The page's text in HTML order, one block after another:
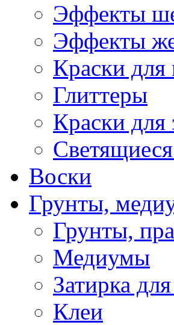
Эффекты
Эффекты
Краски
Глиттеры
Краски для
Воски
Грунты,
Грунты,
Медиумы
Затирка
Клеи